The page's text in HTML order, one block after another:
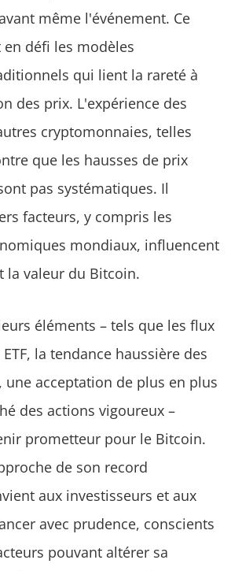
même l'événement. Ce
défi les modèles
qui lient la rareté à
des prix. L'expérience des
cryptomonnaies, telles
que les hausses de prix
pas systématiques. Il
facteurs, y compris les
mondiaux, influencent
la valeur du Bitcoin.
éléments – tels que les flux
la tendance haussière des
acceptation de plus en plus
des actions vigoureux –
prometteur pour le Bitcoin.
de son record
aux investisseurs et aux
avec prudence, conscients
pouvant altérer sa